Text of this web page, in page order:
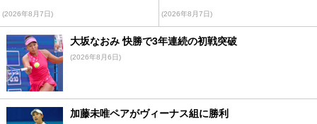
(2026年8月7日) (2026年8月7日)
大坂なおみ 快勝で3年連続の初戦突破
(2026年8月6日)
加藤未唯ペアがヴィーナス組に勝利